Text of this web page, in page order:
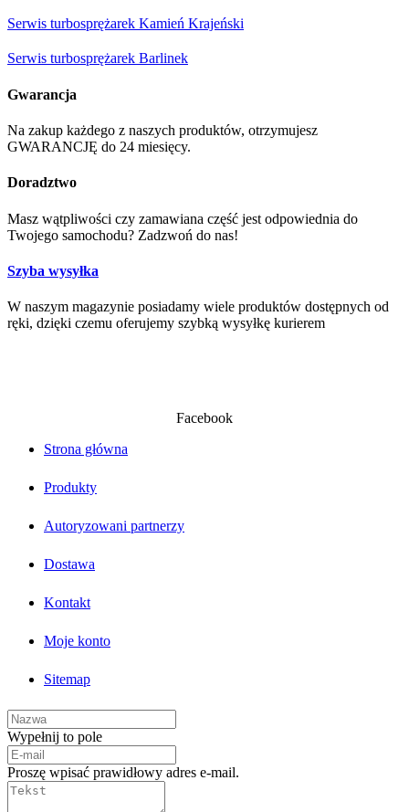
Serwis turbosprężarek Kamień Krajeński
Serwis turbosprężarek Barlinek
Gwarancja
Na zakup każdego z naszych produktów, otrzymujesz
GWARANCJĘ do 24 miesięcy.
Doradztwo
Masz wątpliwości czy zamawiana część jest odpowiednia do
Twojego samochodu? Zadzwoń do nas!
Szyba wysyłka
W naszym magazynie posiadamy wiele produktów dostępnych od
ręki, dzięki czemu oferujemy szybką wysyłkę kurierem
Facebook
Strona główna
Produkty
Autoryzowani partnerzy
Dostawa
Kontakt
Moje konto
Sitemap
Wypełnij to pole
Proszę wpisać prawidłowy adres e-mail.